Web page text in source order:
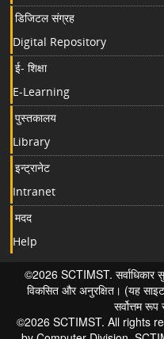
डिजिटल संग्रह
Digital Repository
ई- शिक्षा
E-Learning
पुस्तकालय
Library
इन्ट्रानेट
Intranet
मदद
Help
©2026 SCTIMST. सर्वाधिकार
विकसित और अनुरक्षित। (यह
सर्वोत्तम
©2026 SCTIMST. All rights